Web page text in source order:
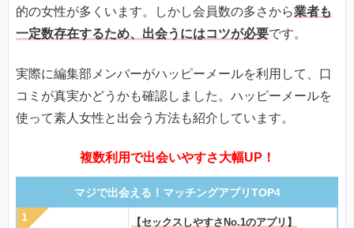
的の女性が多くいます。しかし会員数の多さから業者も
一定数存在するため、出会うにはコツが必要です。
実際に編集部メンバーがハッピーメールを利用して、口
コミが真実かどうかも確認しました。ハッピーメールを
使って素人女性と出会う方法も紹介しています。
複数利用で出会いやすさ大幅UP！
マジで出会える！マッチングアプリTOP4
【セックスしやすさNo.1のアプリ】